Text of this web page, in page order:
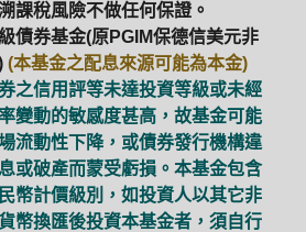
課稅風險不做任何保證。
債券基金(原PGIM保德信美元非
(本基金之配息來源可能為本金)
之信用評等未達投資等級或未經
變動的敏感度甚高，故基金可能
流動性下降，或債券發行機構違
或破產而蒙受虧損。本基金包含
幣計價級別，如投資人以其它非
幣換匯後投資本基金者，須自行